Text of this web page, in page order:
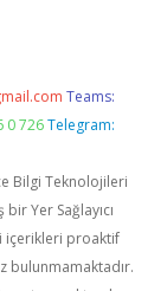
Teams:
0 726 Telegram:
Bilgi Teknolojileri
Yer Sağlayıcı
içerikleri proaktif
bulunmamaktadır.